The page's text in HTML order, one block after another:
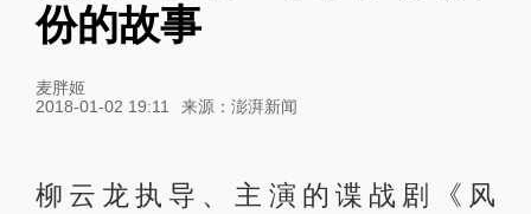
份的故事
麦胖姬
2018-01-02 19:11
来源： 澎湃新闻
柳云龙执导、主演的谍战剧《风